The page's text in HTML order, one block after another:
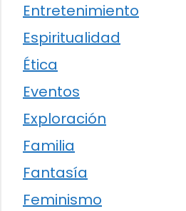
Entretenimiento
Espiritualidad
Ética
Eventos
Exploración
Familia
Fantasía
Feminismo